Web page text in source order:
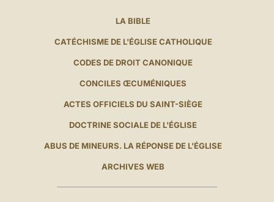
LA BIBLE
CATÉCHISME DE L'ÉGLISE CATHOLIQUE
CODES DE DROIT CANONIQUE
CONCILES ŒCUMÉNIQUES
ACTES OFFICIELS DU SAINT-SIÈGE
DOCTRINE SOCIALE DE L'ÉGLISE
ABUS DE MINEURS. LA RÉPONSE DE L'ÉGLISE
ARCHIVES WEB